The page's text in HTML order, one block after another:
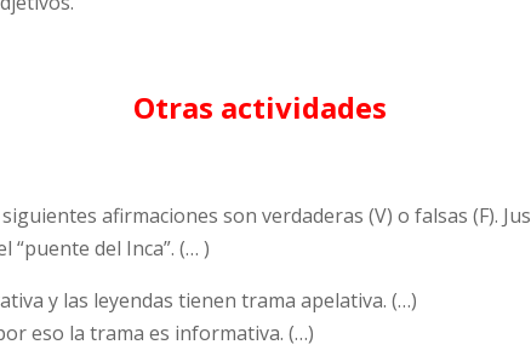
Otras actividades
afirmaciones son verdaderas (V) o falsas (F).
“puente del Inca”. (… )
y las leyendas tienen trama apelativa. (…)
eso la trama es informativa. (…)